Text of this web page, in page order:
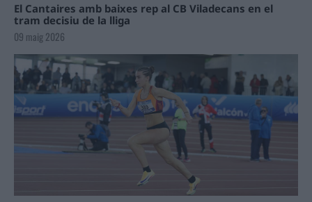
El Cantaires amb baixes rep al CB Viladecans en el
tram decisiu de la lliga
09 maig 2026